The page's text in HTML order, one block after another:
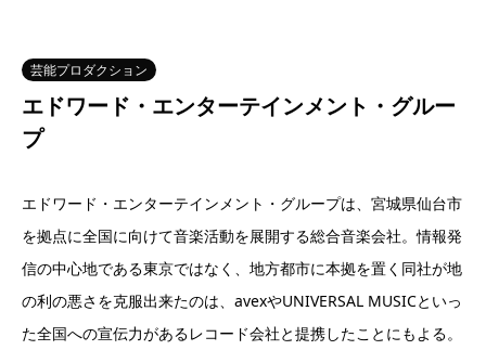
芸能プロダクション
エドワード・エンターテインメント・グルー
プ
エドワード・エンターテインメント・グループは、宮城県仙台市
を拠点に全国に向けて音楽活動を展開する総合音楽会社。情報発
信の中心地である東京ではなく、地方都市に本拠を置く同社が地
の利の悪さを克服出来たのは、avexやUNIVERSAL MUSICといっ
た全国への宣伝力があるレコード会社と提携したことにもよる。